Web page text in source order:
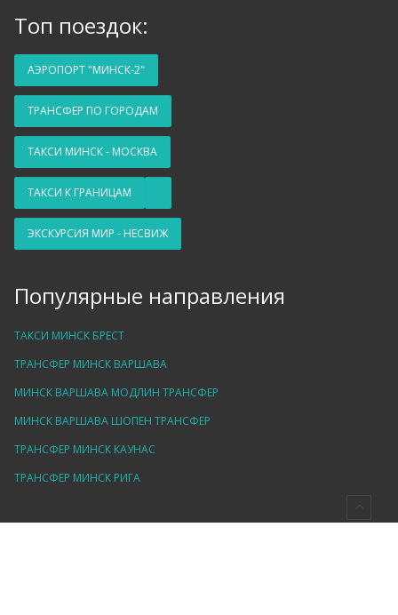
Топ поездок:
АЭРОПОРТ "МИНСК-2"
ТРАНСФЕР ПО ГОРОДАМ
ТАКСИ МИНСК - МОСКВА
ТАКСИ К ГРАНИЦАМ
ЭКСКУРСИЯ МИР - НЕСВИЖ
Популярные направления
ТАКСИ МИНСК БРЕСТ
ТРАНСФЕР МИНСК ВАРШАВА
МИНСК ВАРШАВА МОДЛИН ТРАНСФЕР
МИНСК ВАРШАВА ШОПЕН ТРАНСФЕР
ТРАНСФЕР МИНСК КАУНАС
ТРАНСФЕР МИНСК РИГА